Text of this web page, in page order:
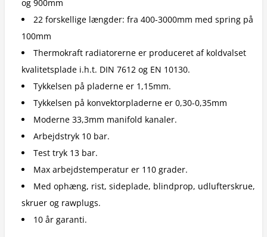
og 900mm
22 forskellige længder: fra 400-3000mm med spring på
100mm
Thermokraft radiatorerne er produceret af koldvalset
kvalitetsplade i.h.t. DIN 7612 og EN 10130.
Tykkelsen på pladerne er 1,15mm.
Tykkelsen på konvektorpladerne er 0,30-0,35mm
Moderne 33,3mm manifold kanaler.
Arbejdstryk 10 bar.
Test tryk 13 bar.
Max arbejdstemperatur er 110 grader.
Med ophæng, rist, sideplade, blindprop, udlufterskrue,
skruer og rawplugs.
10 år garanti.